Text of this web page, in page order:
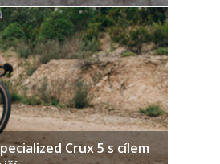
Crux 5 s cílem